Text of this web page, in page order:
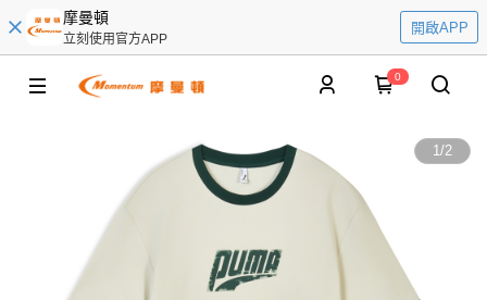
摩曼頓
立刻使用官方APP
開啟APP
0
1/2